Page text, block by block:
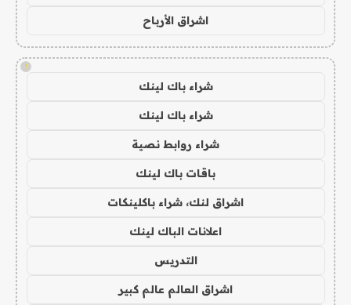
اشراق الأرباح
!
شراء باك لينك
شراء باك لينك
شراء روابط نصية
باقات باك لينك
اشراق لنك، شراء باكلينكات
اعلانات الباك لينك
التدريس
اشراق العالم عالم كبير